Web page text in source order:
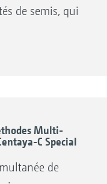
de semis, qui
Multi-
C Special
de